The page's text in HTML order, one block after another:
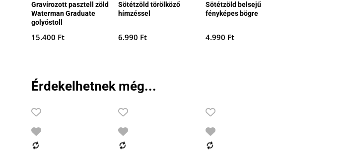
Gravírozott pasztell zöld
Waterman Graduate
golyóstoll
15.400 Ft
Sötétzöld törölköző
hímzéssel
6.990 Ft
Sötétzöld belsejű
fényképes bögre
4.990 Ft
Érdekelhetnek még...